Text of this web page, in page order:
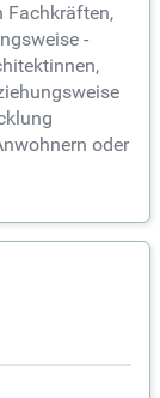
Fachkräften,
-
oder